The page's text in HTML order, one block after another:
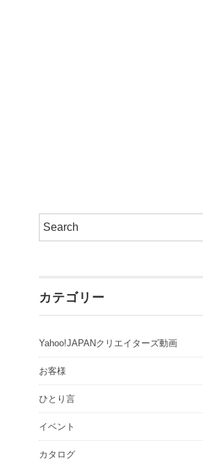
カテゴリー
Yahoo!JAPANクリエイターズ動画
お客様
ひとり言
イベント
カタログ